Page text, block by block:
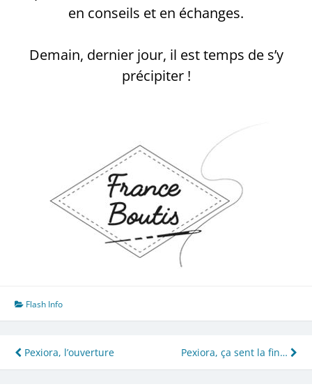
en conseils et en échanges.
Demain, dernier jour, il est temps de s’y
précipiter !
Flash Info
Navigation
de
Pexiora, l’ouverture Pexiora, ça sent la fin…